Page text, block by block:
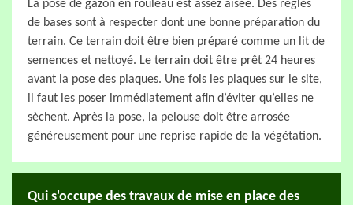
La pose de gazon en rouleau est assez aisée. Des règles
de bases sont à respecter dont une bonne préparation du
terrain. Ce terrain doit être bien préparé comme un lit de
semences et nettoyé. Le terrain doit être prêt 24 heures
avant la pose des plaques. Une fois les plaques sur le site,
il faut les poser immédiatement afin d’éviter qu’elles ne
sèchent. Après la pose, la pelouse doit être arrosée
généreusement pour une reprise rapide de la végétation.
Qui s'occupe des travaux de mise en place des